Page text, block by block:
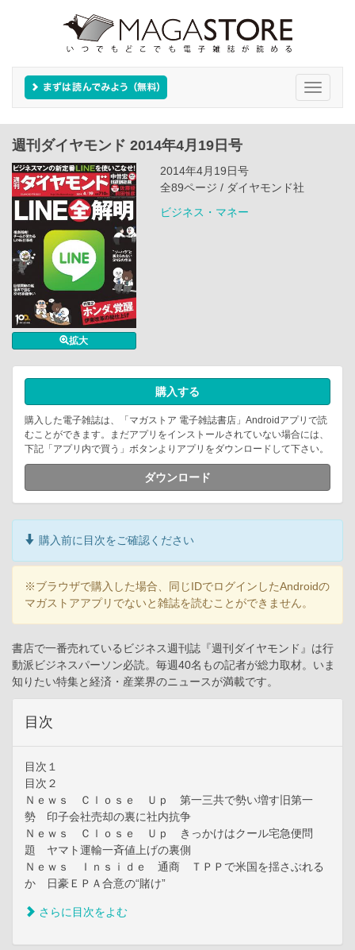
Toggle
週刊ダイヤモンド 2014年4月19日号
拡大
2014年4月19日号
全89ページ / ダイヤモンド社
ビジネス・マネー
購入する
購入した電子雑誌は、「マガストア 電子雑誌書店」Androidアプリで読
むことができます。まだアプリをインストールされていない場合には、
下記「アプリ内で買う」ボタンよりアプリをダウンロードして下さい。
ダウンロード
購入前に目次をご確認ください
※ブラウザで購入した場合、同じIDでログインしたAndroidの
マガストアアプリでないと雑誌を読むことができません。
書店で一番売れているビジネス週刊誌『週刊ダイヤモンド』は行
動派ビジネスパーソン必読。毎週40名もの記者が総力取材。いま
知りたい特集と経済・産業界のニュースが満載です。
目次
目次１
目次２
Ｎｅｗｓ Ｃｌｏｓｅ Ｕｐ 第一三共で勢い増す旧第一
勢 印子会社売却の裏に社内抗争
Ｎｅｗｓ Ｃｌｏｓｅ Ｕｐ きっかけはクール宅急便問
題 ヤマト運輸一斉値上げの裏側
Ｎｅｗｓ Ｉｎｓｉｄｅ 通商 ＴＰＰで米国を揺さぶれる
か 日豪ＥＰＡ合意の“賭け”
さらに目次をよむ